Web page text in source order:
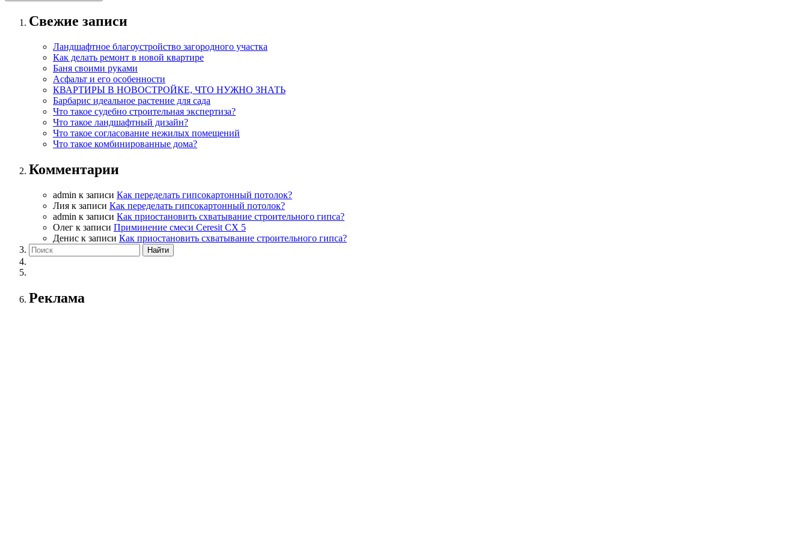
Свежие записи
Ландшафтное благоустройство загородного участка
Как делать ремонт в новой квартире
Баня своими руками
Асфальт и его особенности
КВАРТИРЫ В НОВОСТРОЙКЕ, ЧТО НУЖНО ЗНАТЬ
Барбарис идеальное растение для сада
Что такое судебно строительная экспертиза?
Что такое ландшафтный дизайн?
Что такое согласование нежилых помещений
Что такое комбинированные дома?
Комментарии
admin к записи Как переделать гипсокартонный потолок?
Лия к записи Как переделать гипсокартонный потолок?
admin к записи Как приостановить схватывание строительного гипса?
Олег к записи Приминение смеси Ceresit СХ 5
Денис к записи Как приостановить схватывание строительного гипса?
Реклама